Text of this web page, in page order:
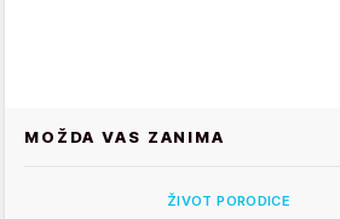
MOŽDA VAS ZANIMA
ŽIVOT PORODICE